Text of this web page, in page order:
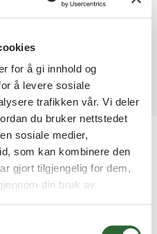
for å gi innhold og
å levere sosiale
trafikken vår. Vi deler
du bruker nettstedet
sosiale medier,
som kan kombinere den
gjort tilgjengelig for dem,
din bruk av
Gull, Sølv, Bronse